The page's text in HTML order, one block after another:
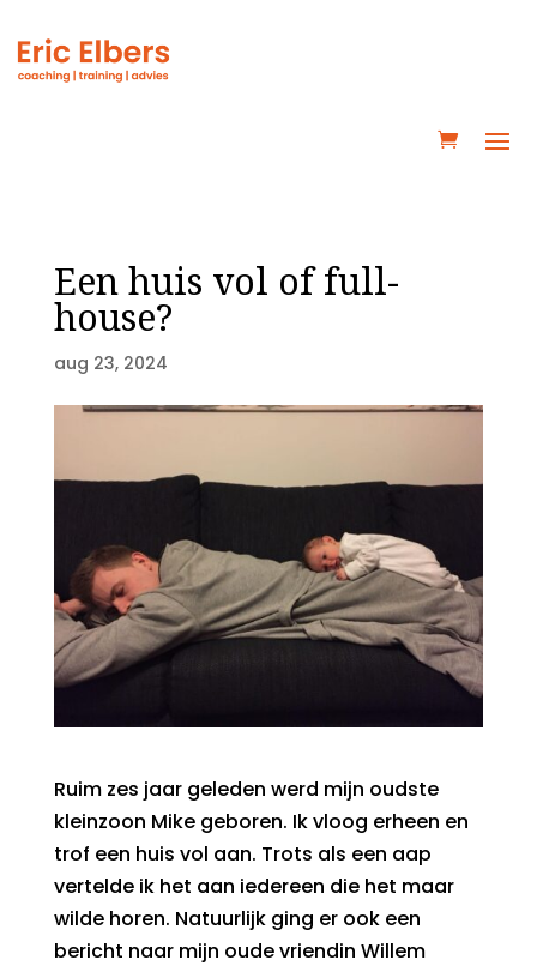
Een huis vol of full-
house?
aug 23, 2024
Ruim zes jaar geleden werd mijn oudste
kleinzoon Mike geboren. Ik vloog erheen en
trof een huis vol aan. Trots als een aap
vertelde ik het aan iedereen die het maar
wilde horen. Natuurlijk ging er ook een
bericht naar mijn oude vriendin Willem